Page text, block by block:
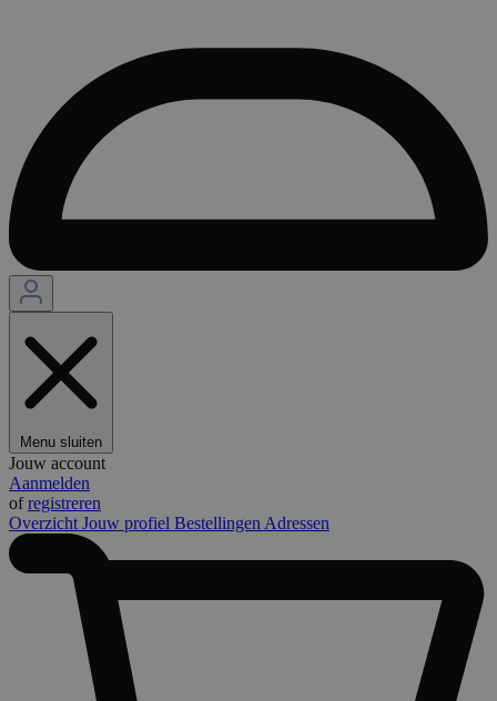
Menu sluiten
Jouw account
Aanmelden
ofregistreren
Overzicht Jouw profiel Bestellingen Adressen